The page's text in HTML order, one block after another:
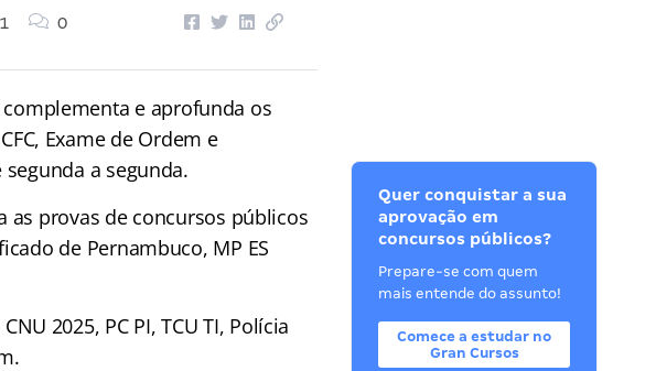
1 0
complementa e aprofunda os
Exame de Ordem e
a segunda.
as provas de concursos públicos
de Pernambuco, MP ES
2025, PC PI, TCU TI, Polícia
Quer conquistar a sua
aprovação em
concursos públicos?
Prepare-se com quem
mais entende do assunto!
Comece a estudar no
Gran Cursos